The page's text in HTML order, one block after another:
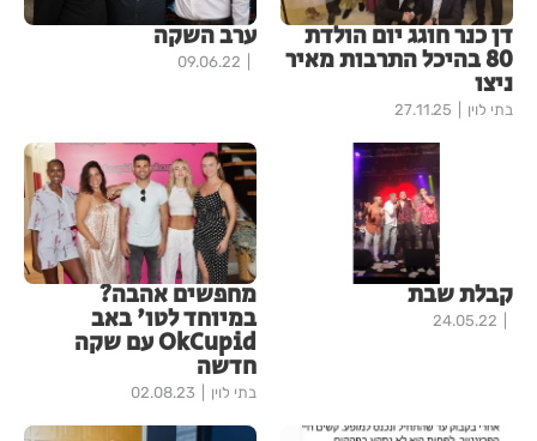
דן כנר חוגג יום הולדת
80 בהיכל התרבות מאיר
ניצו
בתי לוין 27.11.25
ערב השקה
09.06.22
קבלת שבת
24.05.22
מחפשים אהבה?
במיוחד לטו' באב
OkCupid עם שקה
חדשה
בתי לוין 02.08.23